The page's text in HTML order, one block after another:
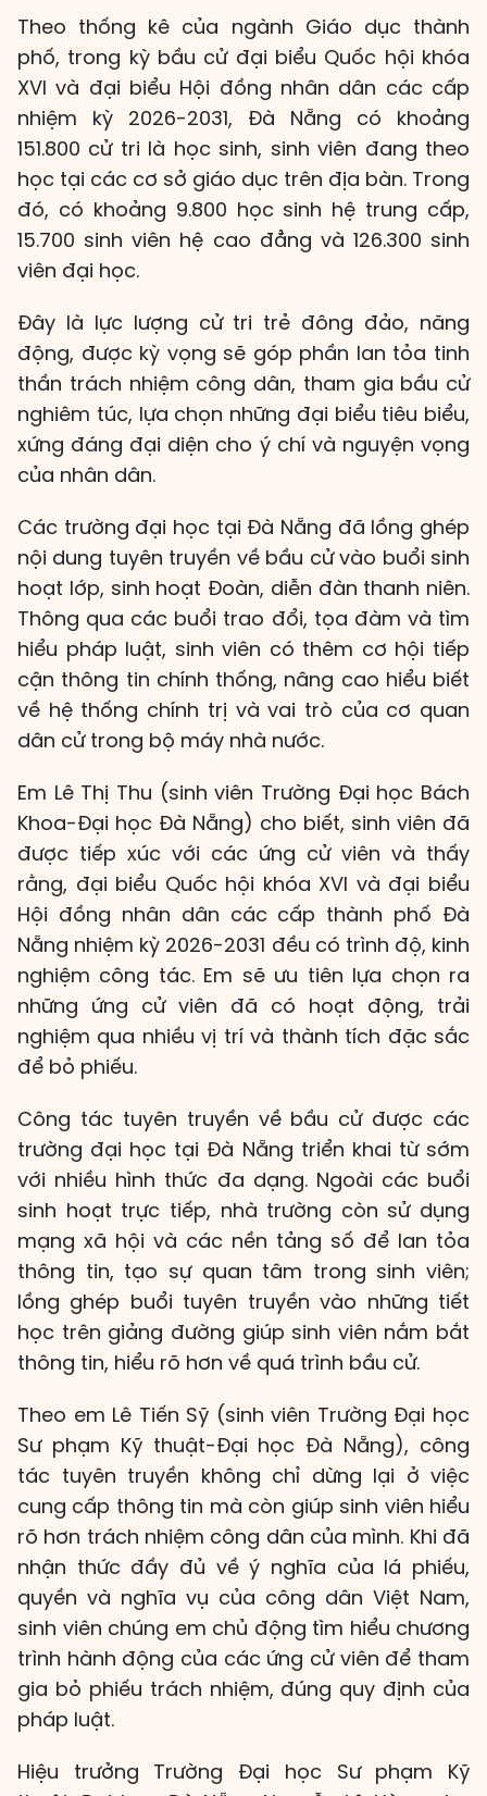
Theo thống kê của ngành Giáo dục thành
phố, trong kỳ bầu cử đại biểu Quốc hội khóa
XVI và đại biểu Hội đồng nhân dân các cấp
nhiệm kỳ 2026-2031, Đà Nẵng có khoảng
151.800 cử tri là học sinh, sinh viên đang theo
học tại các cơ sở giáo dục trên địa bàn. Trong
đó, có khoảng 9.800 học sinh hệ trung cấp,
15.700 sinh viên hệ cao đẳng và 126.300 sinh
viên đại học.
Đây là lực lượng cử tri trẻ đông đảo, năng
động, được kỳ vọng sẽ góp phần lan tỏa tinh
thần trách nhiệm công dân, tham gia bầu cử
nghiêm túc, lựa chọn những đại biểu tiêu biểu,
xứng đáng đại diện cho ý chí và nguyện vọng
của nhân dân.
Các trường đại học tại Đà Nẵng đã lồng ghép
nội dung tuyên truyền về bầu cử vào buổi sinh
hoạt lớp, sinh hoạt Đoàn, diễn đàn thanh niên.
Thông qua các buổi trao đổi, tọa đàm và tìm
hiểu pháp luật, sinh viên có thêm cơ hội tiếp
cận thông tin chính thống, nâng cao hiểu biết
về hệ thống chính trị và vai trò của cơ quan
dân cử trong bộ máy nhà nước.
Em Lê Thị Thu (sinh viên Trường Đại học Bách
Khoa-Đại học Đà Nẵng) cho biết, sinh viên đã
được tiếp xúc với các ứng cử viên và thấy
rằng, đại biểu Quốc hội khóa XVI và đại biểu
Hội đồng nhân dân các cấp thành phố Đà
Nẵng nhiệm kỳ 2026-2031 đều có trình độ, kinh
nghiệm công tác. Em sẽ ưu tiên lựa chọn ra
những ứng cử viên đã có hoạt động, trải
nghiệm qua nhiều vị trí và thành tích đặc sắc
để bỏ phiếu.
Công tác tuyên truyền về bầu cử được các
trường đại học tại Đà Nẵng triển khai từ sớm
với nhiều hình thức đa dạng. Ngoài các buổi
sinh hoạt trực tiếp, nhà trường còn sử dụng
mạng xã hội và các nền tảng số để lan tỏa
thông tin, tạo sự quan tâm trong sinh viên;
lồng ghép buổi tuyên truyền vào những tiết
học trên giảng đường giúp sinh viên nắm bắt
thông tin, hiểu rõ hơn về quá trình bầu cử.
Theo em Lê Tiến Sỹ (sinh viên Trường Đại học
Sư phạm Kỹ thuật-Đại học Đà Nẵng), công
tác tuyên truyền không chỉ dừng lại ở việc
cung cấp thông tin mà còn giúp sinh viên hiểu
rõ hơn trách nhiệm công dân của mình. Khi đã
nhận thức đầy đủ về ý nghĩa của lá phiếu,
quyền và nghĩa vụ của công dân Việt Nam,
sinh viên chúng em chủ động tìm hiểu chương
trình hành động của các ứng cử viên để tham
gia bỏ phiếu trách nhiệm, đúng quy định của
pháp luật.
Hiệu trưởng Trường Đại học Sư phạm Kỹ